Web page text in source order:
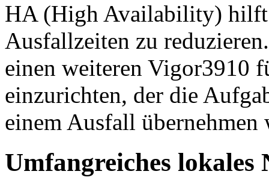
HA (High Availability) hilft
Ausfallzeiten zu
einen weiteren Vigor3910
einzurichten, der die
einem Ausfall übernehmen
Umfangreiches lokales